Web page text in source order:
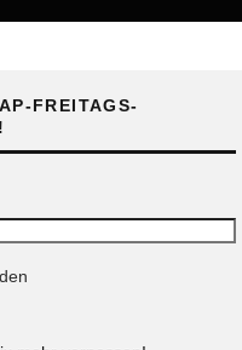
FREITAGS-